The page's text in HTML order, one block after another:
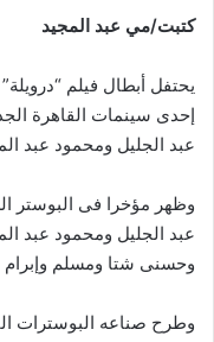
كتبت/مي عبد المجيد
يحتفل أبطال فيلم
إحدى سينمات القاهرة
عبد الجليل ومحمود عبد
وظهر مؤخرا فى البوستر
عبد الجليل ومحمود عبد
وحسنى شتا ومسلم
وطرح صناعه البوسترات